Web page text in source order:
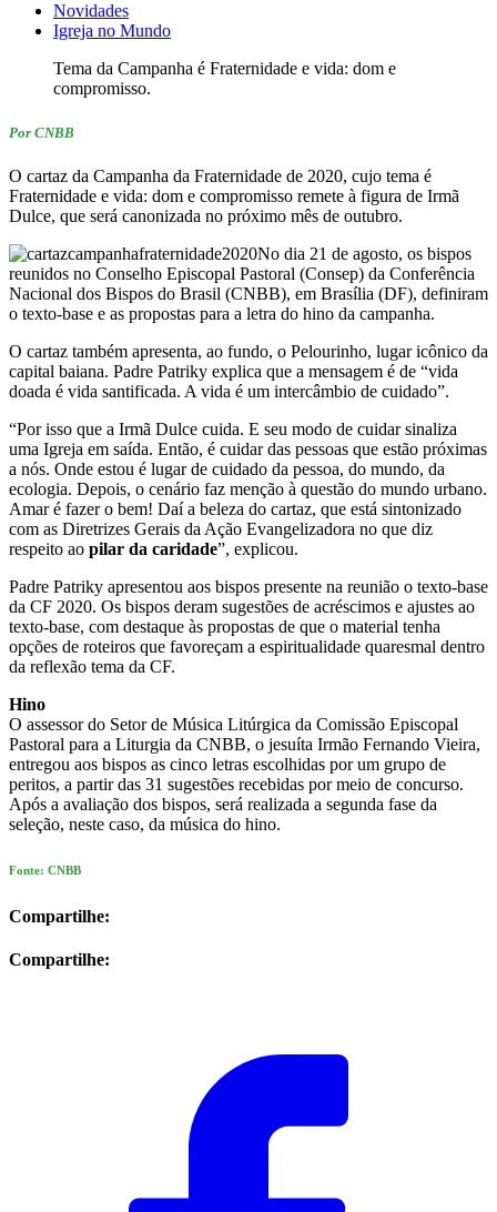
Novidades
Igreja no Mundo
Tema da Campanha é Fraternidade e vida: dom e
compromisso.
Por CNBB
O cartaz da Campanha da Fraternidade de 2020, cujo tema é
Fraternidade e vida: dom e compromisso remete à figura de Irmã
Dulce, que será canonizada no próximo mês de outubro.
No dia 21 de agosto, os bispos
reunidos no Conselho Episcopal Pastoral (Consep) da Conferência
Nacional dos Bispos do Brasil (CNBB), em Brasília (DF), definiram
o texto-base e as propostas para a letra do hino da campanha.
O cartaz também apresenta, ao fundo, o Pelourinho, lugar icônico da
capital baiana. Padre Patriky explica que a mensagem é de “vida
doada é vida santificada. A vida é um intercâmbio de cuidado”.
“Por isso que a Irmã Dulce cuida. E seu modo de cuidar sinaliza
uma Igreja em saída. Então, é cuidar das pessoas que estão próximas
a nós. Onde estou é lugar de cuidado da pessoa, do mundo, da
ecologia. Depois, o cenário faz menção à questão do mundo urbano.
Amar é fazer o bem! Daí a beleza do cartaz, que está sintonizado
com as Diretrizes Gerais da Ação Evangelizadora no que diz
respeito ao pilar da caridade”, explicou.
Padre Patriky apresentou aos bispos presente na reunião o texto-base
da CF 2020. Os bispos deram sugestões de acréscimos e ajustes ao
texto-base, com destaque às propostas de que o material tenha
opções de roteiros que favoreçam a espiritualidade quaresmal dentro
da reflexão tema da CF.
Hino
O assessor do Setor de Música Litúrgica da Comissão Episcopal
Pastoral para a Liturgia da CNBB, o jesuíta Irmão Fernando Vieira,
entregou aos bispos as cinco letras escolhidas por um grupo de
peritos, a partir das 31 sugestões recebidas por meio de concurso.
Após a avaliação dos bispos, será realizada a segunda fase da
seleção, neste caso, da música do hino.
Fonte: CNBB
Compartilhe:
Compartilhe: